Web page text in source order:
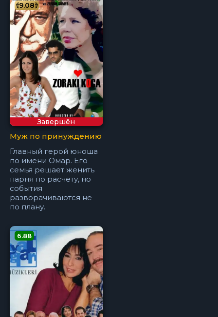
Завершён
9.08
Муж по принуждению
Главный герой юноша
по имени Омар. Его
семья решает женить
парня по расчету, но
события
разворачиваются не
по плану.
6.88